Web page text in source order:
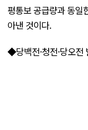
평통보 공급량과 동일
아낸 것이다.
◆당백전·청전·당오전